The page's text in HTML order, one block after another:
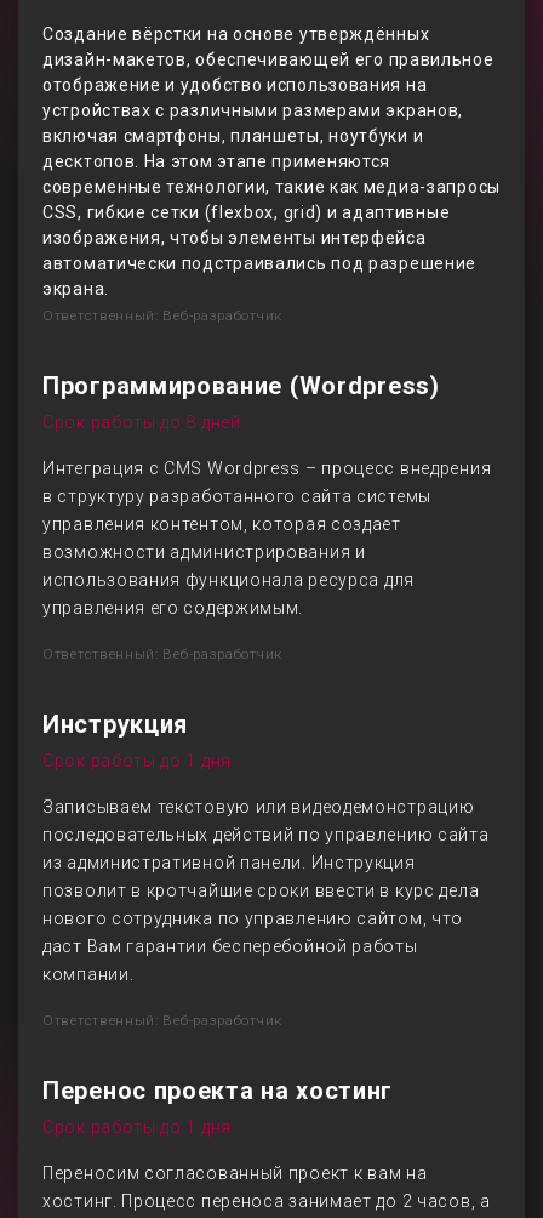
Создание вёрстки на основе утверждённых
дизайн-макетов, обеспечивающей его правильное
отображение и удобство использования на
устройствах с различными размерами экранов,
включая смартфоны, планшеты, ноутбуки и
десктопов. На этом этапе применяются
современные технологии, такие как медиа-запросы
CSS, гибкие сетки (flexbox, grid) и адаптивные
изображения, чтобы элементы интерфейса
автоматически подстраивались под разрешение
экрана.
Ответственный: Веб-разработчик
Программирование (Wordpress)
Срок работы до 8 дней
Интеграция с CMS Wordpress – процесс внедрения
в структуру разработанного сайта системы
управления контентом, которая создает
возможности администрирования и
использования функционала ресурса для
управления его содержимым.
Ответственный: Веб-разработчик
Инструкция
Срок работы до 1 дня
Записываем текстовую или видеодемонстрацию
последовательных действий по управлению сайта
из административной панели. Инструкция
позволит в кротчайшие сроки ввести в курс дела
нового сотрудника по управлению сайтом, что
даст Вам гарантии бесперебойной работы
компании.
Ответственный: Веб-разработчик
Перенос проекта на хостинг
Срок работы до 1 дня
Переносим согласованный проект к вам на
хостинг. Процесс переноса занимает до 2 часов, а